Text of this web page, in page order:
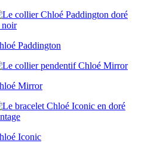
Paddington
Mirror
Iconic